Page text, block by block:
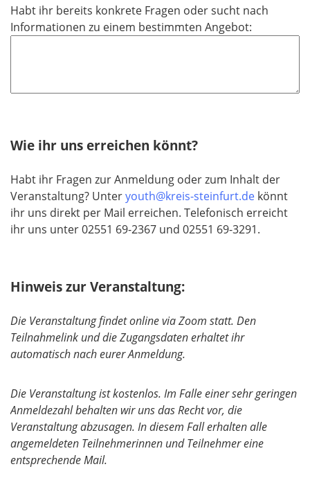
f
e
Habt ihr bereits konkrete Fragen oder sucht nach
Informationen zu einem bestimmten Angebot:
Wie ihr uns erreichen könnt?
Habt ihr Fragen zur Anmeldung oder zum Inhalt der
Veranstaltung? Unteryouth@kreis-steinfurt.de könnt
ihr uns direkt per Mail erreichen. Telefonisch erreicht
ihr uns unter 02551 69-2367 und 02551 69-3291.
Hinweis zur Veranstaltung:
Die Veranstaltung findet online via Zoom statt. Den
Teilnahmelink und die Zugangsdaten erhaltet ihr
automatisch nach eurer Anmeldung.
Die Veranstaltung ist kostenlos. Im Falle einer sehr geringen
Anmeldezahl behalten wir uns das Recht vor, die
Veranstaltung abzusagen. In diesem Fall erhalten alle
angemeldeten Teilnehmerinnen und Teilnehmer eine
entsprechende Mail.